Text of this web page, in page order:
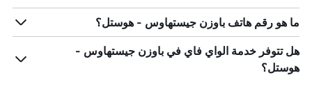
ما هو رقم هاتف باوزن جيستهاوس - هوستل؟
هل تتوفر خدمة الواي فاي في باوزن جيستهاوس -
هوستل؟